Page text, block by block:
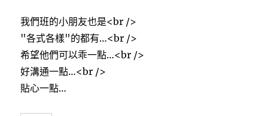
我們班的小朋友也是<br />
"各式各樣"的都有…<br />
希望他們可以乖一點…<br />
好溝通一點…<br />
貼心一點…